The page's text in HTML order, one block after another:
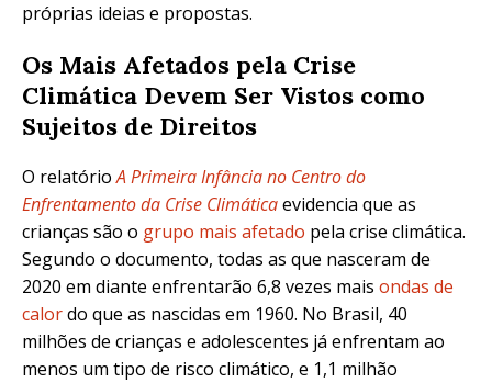
próprias ideias e propostas.
Os Mais Afetados pela Crise
Climática Devem Ser Vistos como
Sujeitos de Direitos
O relatórioA Primeira Infância no Centro do
Enfrentamento da Crise Climáticaevidencia que as
crianças são o grupo mais afetado pela crise climática.
Segundo o documento, todas as que nasceram de
2020 em diante enfrentarão 6,8 vezes mais ondas de
calordo que as nascidas em 1960. No Brasil, 40
milhões de crianças e adolescentes já enfrentam ao
menos um tipo de risco climático, e 1,1 milhão